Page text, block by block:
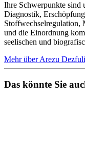
Ihre Schwerpunkte sind
Diagnostik,
Stoffwechselregulation,
und die Einordnung
seelischen und
Mehr über Arezu Dezfuli
Das könnte Sie